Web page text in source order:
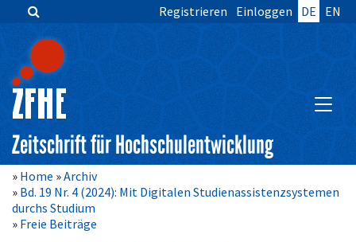
Zum
springen
Hauptnavigation
Inhalt
Sidebar
Registrieren Einloggen DE EN
Zeitschrift für Hochschulentwicklung
Home
Archiv
Bd. 19 Nr. 4 (2024): Mit Digitalen Studienassistenzsystemen
durchs Studium
Freie Beiträge